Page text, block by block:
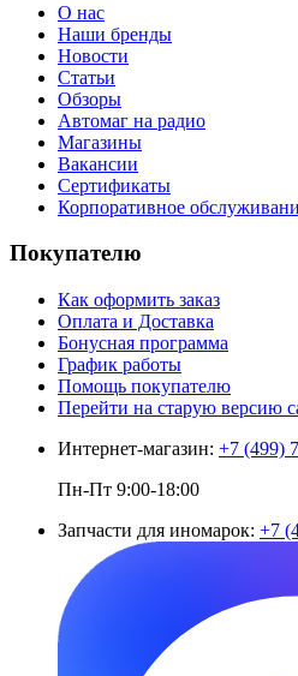
О нас
Наши бренды
Новости
Статьи
Обзоры
Автомаг на радио
Магазины
Вакансии
Сертификаты
Корпоративное
Покупателю
Как оформить заказ
Оплата и Доставка
Бонусная программа
График работы
Помощь покупателю
Перейти на старую версию
Интернет-магазин: +7 (499)
Пн-Пт 9:00-18:00
Запчасти для иномарок: +7